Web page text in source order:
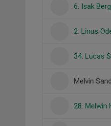
6. Isak
2. Linus
34. Lucas
Melvin
28. Melwin